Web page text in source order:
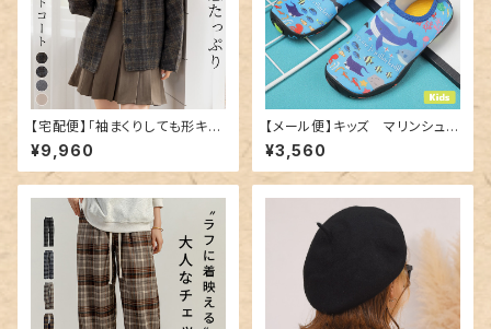
【宅配便】「袖まくりしても形キー
プ」コート ショート丈 レディース
きれいめ 長袖／tops2300
¥9,960
【メール便】キッズ マリンシュー
ズ／shoes176
¥3,560